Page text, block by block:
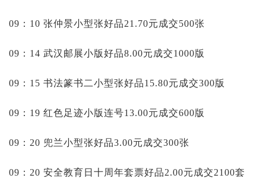
09：10 张仲景小型张好品21.70元成交500张
09：14 武汉邮展小版好品8.00元成交1000版
09：15 书法篆书二小型张好品15.80元成交300版
09：19 红色足迹小版连号13.00元成交600版
09：20 兜兰小型张好品3.00元成交300张
09：20 安全教育日十周年套票好品2.00元成交2100套